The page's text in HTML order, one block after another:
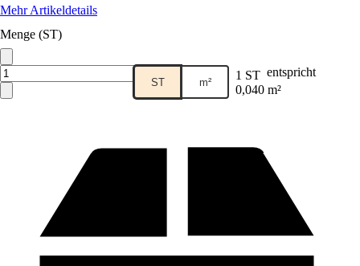
Mehr Artikeldetails
Menge (ST)
ST m² 1 ST entspricht
0,040 m²